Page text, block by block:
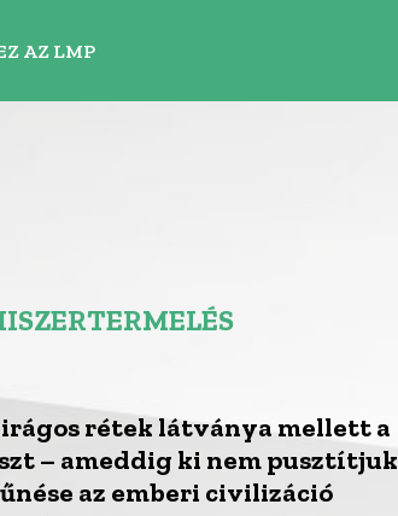
AZ LMP
rétek látványa mellett a
– ameddig ki nem pusztítjuk
az emberi civilizáció